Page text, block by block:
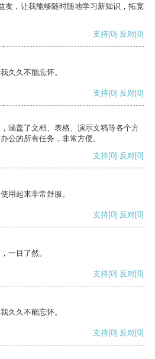
友，让我能够随时随地学习新知识，拓宽
支持[0] 反对[0]
久久不能忘怀。
支持[0] 反对[0]
涵盖了文档、表格、演示文稿等各个方
公的所有任务，非常方便。
支持[0] 反对[0]
用起来非常舒服。
支持[0] 反对[0]
一目了然。
支持[0] 反对[0]
久久不能忘怀。
支持[0] 反对[0]